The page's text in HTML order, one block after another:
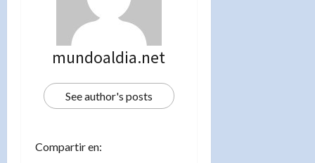
mundoaldia.net
See author's posts
Compartir en: